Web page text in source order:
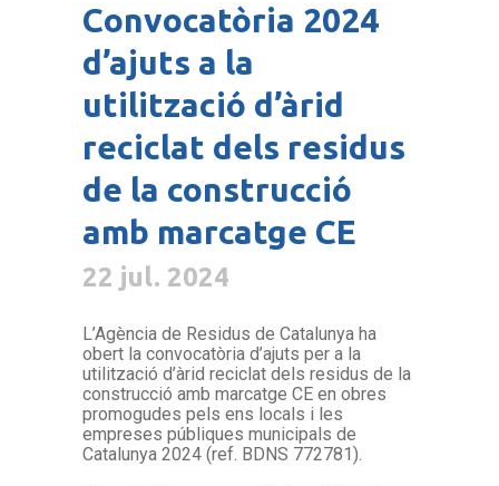
Convocatòria 2024
d’ajuts a la
utilització d’àrid
reciclat dels residus
de la construcció
amb marcatge CE
22 jul. 2024
L’Agència de Residus de Catalunya ha
obert la convocatòria d’ajuts per a la
utilització d’àrid reciclat dels residus de la
construcció amb marcatge CE en obres
promogudes pels ens locals i les
empreses públiques municipals de
Catalunya 2024 (ref. BDNS 772781).